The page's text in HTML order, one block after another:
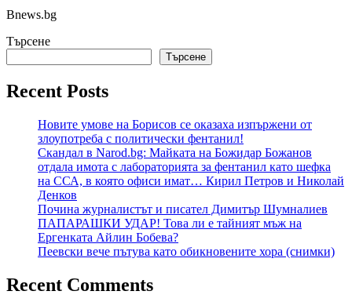
Bnews.bg
Търсене
Търсене
Recent Posts
Новите умове на Борисов се оказаха изпържени от
злоупотреба с политически фентанил!
Скандал в Narod.bg: Майката на Божидар Божанов
отдала имота с лабораторията за фентанил като шефка
на ССА, в която офиси имат… Кирил Петров и Николай
Денков
Почина журналистът и писател Димитър Шумналиев
ПАПАРАШКИ УДАР! Това ли е тайният мъж на
Ергенката Айлин Бобева?
Пеевски вече пътува като обикновените хора (снимки)
Recent Comments